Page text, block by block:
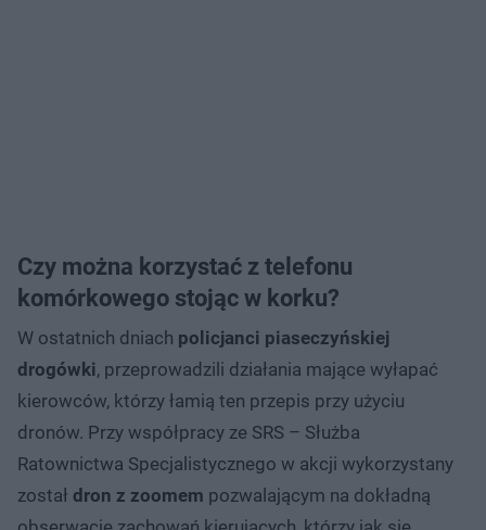
Czy można korzystać z telefonu
komórkowego stojąc w korku?
W ostatnich dniach policjanci piaseczyńskiej
drogówki, przeprowadzili działania mające wyłapać
kierowców, którzy łamią ten przepis przy użyciu
dronów. Przy współpracy ze SRS – Służba
Ratownictwa Specjalistycznego w akcji wykorzystany
został dron z zoomem pozwalającym na dokładną